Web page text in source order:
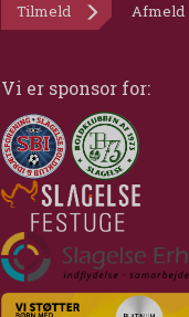
Tilmeld Afmeld
Vi er sponsor for: